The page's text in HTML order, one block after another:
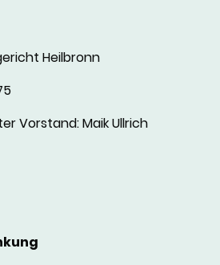
Heilbronn
Vorstand: Maik Ullrich